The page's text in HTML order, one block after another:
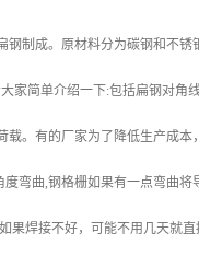
制成。原材料分为碳钢和不锈
家简单介绍一下:包括扁钢对角
载。有的厂家为了降低生产成本
弯曲,钢格栅如果有一点弯曲将
焊接不好，可能不用几天就直